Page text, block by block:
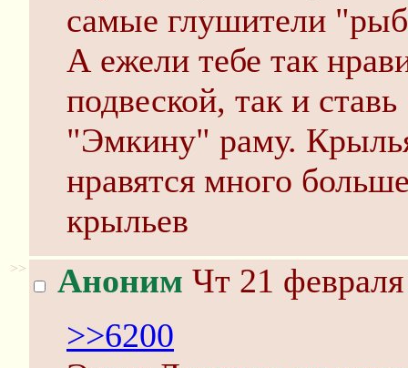
самые глушители
А ежели тебе так
подвеской, так и
"Эмкину" раму.
нравятся много
крыльев
>> Аноним Чт 21
>>6200